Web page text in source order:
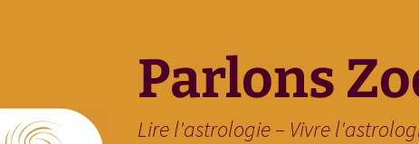
Parlons
Lire l'astrologie – Vivre